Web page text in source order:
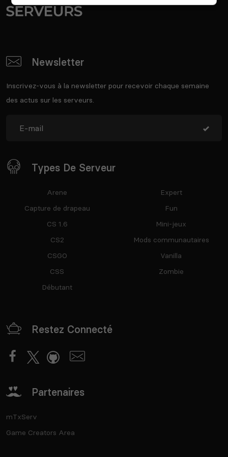
Newsletter
Inscrivez-vous à la newsletter pour recevoir chaque semaine
des actus sur les serveurs.
Types De Serveur
Arene
Capture de drapeau
CS 1.6
CS2
CSGO
CSS
Débutant
Expert
Fun
Mini-jeux
Mods communautaires
Vanilla
Zombie
Restez Connecté
Partenaires
mTxServ
Game Creators Area